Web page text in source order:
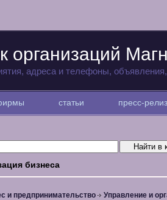
организаций
адреса и телефоны,
статьи пресс-
бизнеса
и предпринимательство
Управление и